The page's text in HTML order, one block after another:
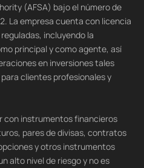
(AFSA) bajo el número de
La empresa cuenta con licencia
incluyendo la
principal y como agente, así
en inversiones tales
clientes profesionales y
con instrumentos financieros
pares de divisas, contratos
y otros instrumentos
alto nivel de riesgo y no es